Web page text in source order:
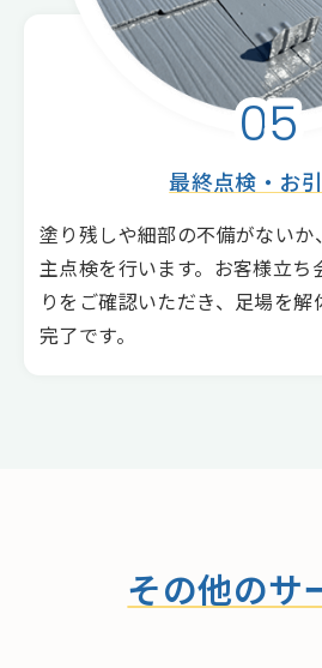
05
最終点検・お
塗り残しや細部の不備がないか
主点検を行います。お客様立ち
りをご確認いただき、足場を
完了です。
その他のサ